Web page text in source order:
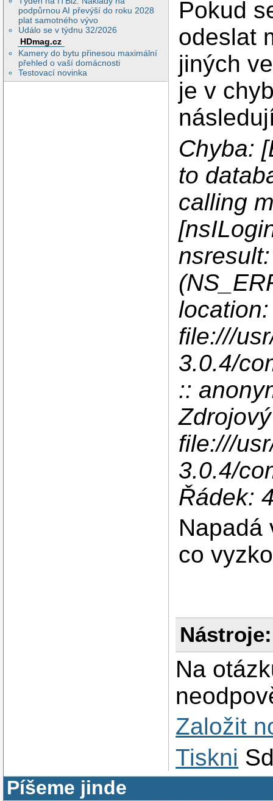
podpůrnou AI převýší do roku 2028
plat samotného vývo
Událo se v týdnu 32/2026
HDmag.cz
Kamery do bytu přinesou maximální
přehled o vaší domácnosti
Testovací novinka
Pokud
odeslat
jiných
je v
Chyba:
to
calling
file:///
3.0.4/
::
file:///
3.0.4/
Řádek:
Napadá
co
Nástroje:
Na
Založit
Tiskni
Píšeme jinde